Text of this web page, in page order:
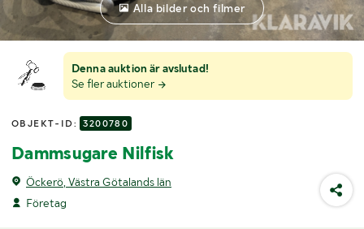
Denna auktion är avslutad!
Se fler auktioner
OBJEKT-ID: 3200780
Dammsugare Nilfisk
Öckerö, Västra Götalands län
Företag
Alla bilder och filmer